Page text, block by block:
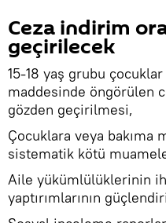
Ceza indirim
geçirilecek
15-18 yaş grubu çocuklar
maddesinde öngörülen
gözden geçirilmesi,
Çocuklara veya
sistematik kötü
Aile yükümlülüklerinin
yaptırımlarının